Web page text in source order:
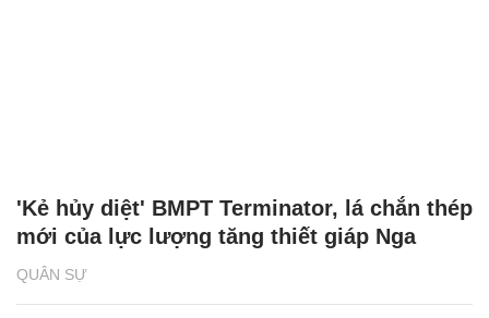
QUÂN SỰ
'Kẻ hủy diệt' BMPT Terminator, lá chắn thép
mới của lực lượng tăng thiết giáp Nga